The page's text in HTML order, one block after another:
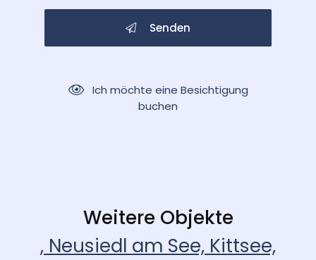
Senden
Ich möchte eine Besichtigung
buchen
Weitere Objekte
, Neusiedl am See, Kittsee,